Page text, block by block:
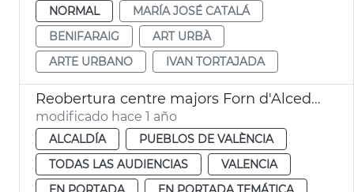
NORMAL
MARÍA JOSÉ CATALÁ
BENIFARAIG
ART URBÀ
ARTE URBANO
IVAN TORTAJADA
Reobertura centre majors Forn d'Alcedo València
modificado hace 1 año
ALCALDÍA
PUEBLOS DE VALÈNCIA
TODAS LAS AUDIENCIAS
VALENCIA